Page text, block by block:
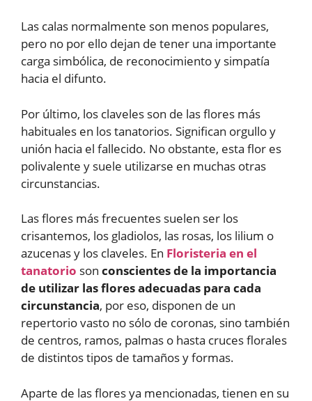
Las calas normalmente son menos populares,
pero no por ello dejan de tener una importante
carga simbólica, de reconocimiento y simpatía
hacia el difunto.
Por último, los claveles son de las flores más
habituales en los tanatorios. Significan orgullo y
unión hacia el fallecido. No obstante, esta flor es
polivalente y suele utilizarse en muchas otras
circunstancias.
Las flores más frecuentes suelen ser los
crisantemos, los gladiolos, las rosas, los lilium o
azucenas y los claveles. En Floristeria en el
tanatorio son conscientes de la importancia
de utilizar las flores adecuadas para cada
circunstancia, por eso, disponen de un
repertorio vasto no sólo de coronas, sino también
de centros, ramos, palmas o hasta cruces florales
de distintos tipos de tamaños y formas.
Aparte de las flores ya mencionadas, tienen en su